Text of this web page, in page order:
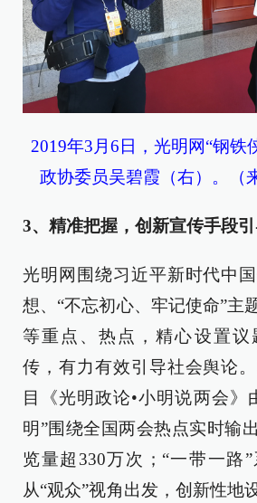
2019年3月6日，光明网“钢铁
政协委员吴碧霞（右）。（
3、精准把握，创新宣传手段
光明网围绕习近平新时代中
想、“不忘初心、牢记使命”主
等重点、热点，精心设置议
传，有力有效引导社会舆论
目《光明政论•小明说两会》
明”围绕全国两会热点实时输
览量超330万次；“一带一路
从“观众”视角出发，创新性地